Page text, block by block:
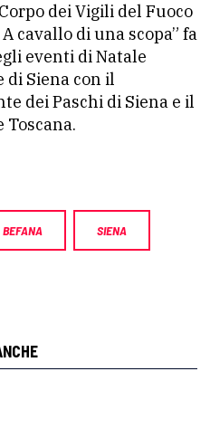
dei Vigili del Fuoco
cavallo di una scopa” fa
eventi di Natale
di Siena con il
dei Paschi di Siena e il
BEFANA SIENA